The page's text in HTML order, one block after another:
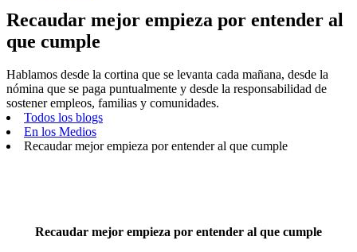
Recaudar mejor empieza por entender al
que cumple
Hablamos desde la cortina que se levanta cada mañana, desde la
nómina que se paga puntualmente y desde la responsabilidad de
sostener empleos, familias y comunidades.
Todos los blogs
En los Medios
Recaudar mejor empieza por entender al que cumple
Recaudar mejor empieza por entender al que cumple